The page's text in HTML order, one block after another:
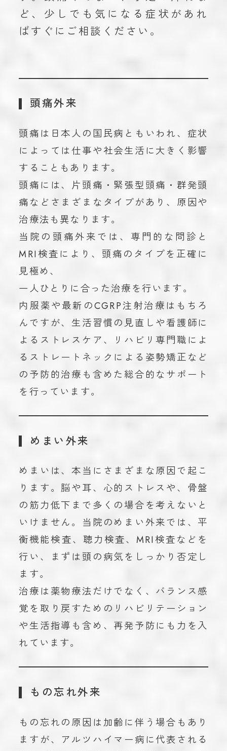
ど、少しでも気になる症状があれ
ばすぐにご相談ください。
頭痛外来
頭痛は日本人の国民病ともいわれ、症状
によっては仕事や社会生活に大きく影響
することもあります。
頭痛には、片頭痛・緊張型頭痛・群発頭
痛などさまざまなタイプがあり、原因や
治療法も異なります。
当院の頭痛外来では、専門的な問診と
MRI検査により、頭痛のタイプを正確に
見極め、
一人ひとりに合った治療を行います。
内服薬や最新のCGRP注射治療はもちろ
んですが、生活習慣の見直しや看護師に
よるストレスケア、リハビリ専門職によ
るストレートネックによる姿勢矯正など
の予防的治療も含めた総合的なサポート
を行っています。
めまい外来
めまいは、本当にさまざまな原因で起こ
ります。脳や耳、心的ストレスや、骨盤
の筋力低下まで多くの場合を考えないと
いけません。当院のめまい外来では、平
衡機能検査、聴力検査、MRI検査などを
行い、まずは頭の病気をしっかり否定し
ます。
治療は薬物療法だけでなく、バランス感
覚を取り戻すためのリハビリテーション
や生活指導も含め、再発予防にも力を入
れています。
もの忘れ外来
もの忘れの原因は加齢に伴う場合もあり
ますが、アルツハイマー病に代表される